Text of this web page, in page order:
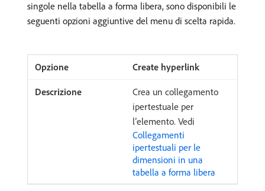
singole nella tabella a forma libera, sono disponibili le
seguenti opzioni aggiuntive del menu di scelta rapida.
Create hyperlink
Crea un collegamento
ipertestuale per
l’elemento. Vedi
Collegamenti
ipertestuali per le
dimensioni in una
tabella a forma libera